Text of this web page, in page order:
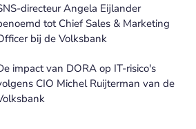
directeur Angela Eijlander
tot Chief Sales & Marketing
bij de Volksbank
impact van DORA op IT-risico's
CIO Michel Ruijterman van de